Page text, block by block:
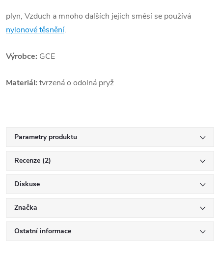
plyn, Vzduch a mnoho dalších jejich směsí se používá
nylonové těsnění.
Výrobce: GCE
Materiál: tvrzená o odolná pryž
Parametry produktu
Recenze (2)
Diskuse
Značka
Ostatní informace